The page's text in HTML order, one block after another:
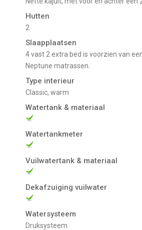
Hutten
2
Slaapplaatsen
4 vast 2 extra bed is voorzien van een lattenbodem en
Neptune matrassen.
Type interieur
Classic, warm
Watertank & materiaal
Watertankmeter
Vuilwatertank & materiaal
Dekafzuiging vuilwater
Watersysteem
Druksysteem